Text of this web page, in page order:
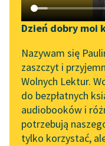
Katalog DAISY
Podkasty o książkach
Aktualności
Zapraszamy na
online z tłumaczkami
literatury
Spotkanie z Katarzyną
Tunkiel w Oslo
Dzień dobry moi
Nazywam się
zaszczyt i
Wolnych Lektur.
do bezpłatnych
audiobooków i
potrzebują
tylko korzystać,